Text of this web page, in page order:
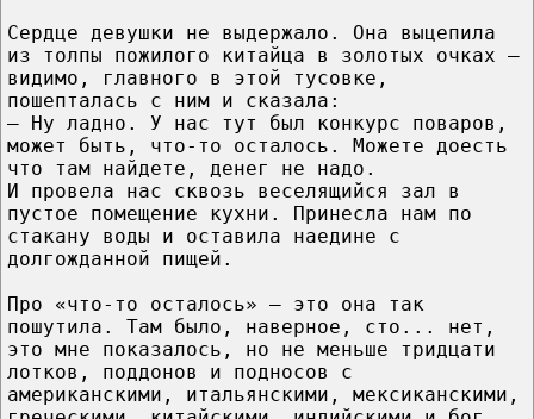
Сердце девушки не выдержало. Она выцепила
из толпы пожилого китайца в золотых очках –
видимо, главного в этой тусовке,
пошепталась с ним и сказала:
– Ну ладно. У нас тут был конкурс поваров,
может быть, что-то осталось. Можете доесть
что там найдете, денег не надо.
И провела нас сквозь веселящийся зал в
пустое помещение кухни. Принесла нам по
стакану воды и оставила наедине с
долгожданной пищей.
Про «что-то осталось» – это она так
пошутила. Там было, наверное, сто... нет,
это мне показалось, но не меньше тридцати
лотков, поддонов и подносов с
американскими, итальянскими, мексиканскими,